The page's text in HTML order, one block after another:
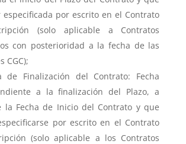
especificada por escrito en el Contrato
(solo aplicable a Contratos
con posterioridad a la fecha de las
CGC);
de Finalización del Contrato: Fecha
a la finalización del Plazo, a
la Fecha de Inicio del Contrato y que
por escrito en el Contrato
(solo aplicable a los Contratos